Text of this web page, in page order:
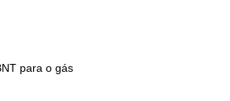
para o gás